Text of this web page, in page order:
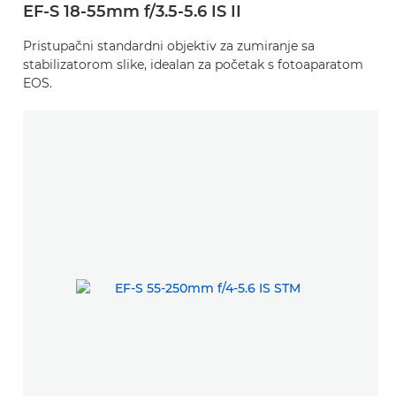
EF-S 18-55mm f/3.5-5.6 IS II
Pristupačni standardni objektiv za zumiranje sa
stabilizatorom slike, idealan za početak s fotoaparatom
EOS.